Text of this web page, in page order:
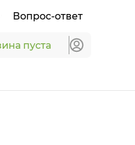
Вопрос-ответ
пуста